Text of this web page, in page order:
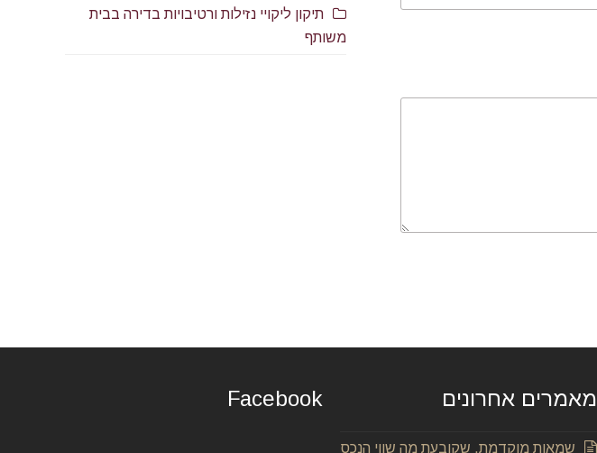
תיקון ליקויי נזילות ורטיבויות בדירה בבית
משותף
מאמרים אחרונים
שמאות מוקדמת, שקובעת מה שווי הנכס
Facebook